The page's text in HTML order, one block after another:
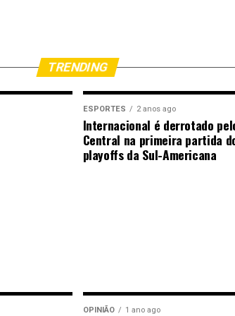
TRENDING
ESPORTES 2 anos ago
Internacional é derrotado
Central na primeira partida
playoffs da Sul-Americana
OPINIÃO 1 ano ago